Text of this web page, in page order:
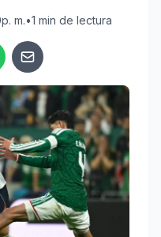
m.•1 min de lectura